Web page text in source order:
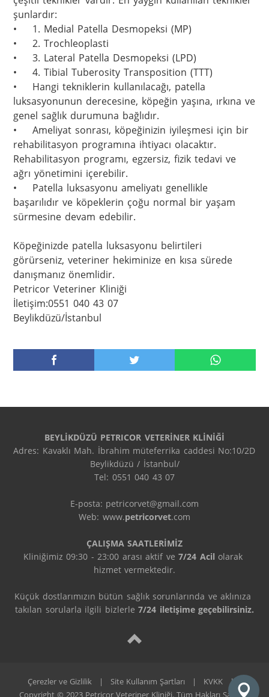
şunlardır:
•	1. Medial Patella Desmopeksi (MP)
•	2. Trochleoplasti
•	3. Lateral Patella Desmopeksi (LPD)
•	4. Tibial Tuberosity Transposition (TTT)
•	Hangi tekniklerin kullanılacağı, patella
luksasyonunun derecesine, köpeğin yaşına, ırkına ve
genel sağlık durumuna bağlıdır.
•	Ameliyat sonrası, köpeğinizin iyileşmesi için bir
rehabilitasyon programına ihtiyacı olacaktır.
Rehabilitasyon programı, egzersiz, fizik tedavi ve
ağrı yönetimini içerebilir.
•	Patella luksasyonu ameliyatı genellikle
başarılıdır ve köpeklerin çoğu normal bir yaşam
sürmesine devam edebilir.
Köpeğinizde patella luksasyonu belirtileri
görürseniz, veteriner hekiminize en kısa sürede
danışmanız önemlidir.
Petricor Veteriner Kliniği
İletişim:0551 040 43 07
Beylikdüzü/İstanbul
BEYLİKDÜZÜ PETRICOR VETERİNER KLİNİĞİ
Adres: Kavaklı Mah. İbrahim müteferrika caddesi No:10/2D
Beylikdüzü / İstanbul/
Tel: 0551 040 43 07
E-posta: petricorvet@gmail.com
Web: www.petricorvet.com
ÇALIŞMA SAATLERİMİZ
Kliniğimiz 09:30 - 23:00 arası aktif ve 7/24 Acil olarak
hizmet vermektedir.
Küçük dostlarımızın bütün sağlık sorunlarında ve aklınıza
takılan sorularla ilgili bizlerle 7/24 iletişime geçebilirsiniz.
Çerezler ve Gizlilik | Site Kullanım Şartları | KVKK
|
Copyright © 2023 Petricor Veteriner Kliniği. Tüm Hakları Saklıdır.